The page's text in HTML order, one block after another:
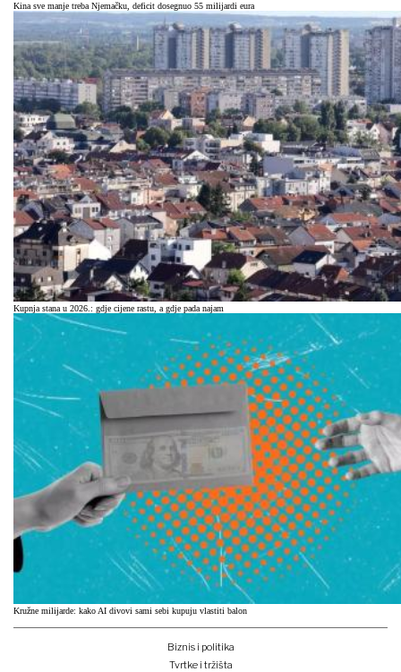
Kina sve manje treba Njemačku, deficit dosegnuo 55 milijardi eura
Kupnja stana u 2026.: gdje cijene rastu, a gdje pada najam
Kružne milijarde: kako AI divovi sami sebi kupuju vlastiti balon
Biznis i politika
Tvrtke i tržišta